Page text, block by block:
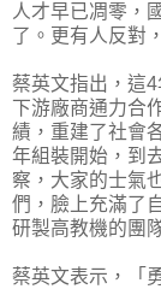
人才早已凋零，
了。更有人反對
蔡英文指出，這
下游廠商通力合
績，重建了社會
年組裝開始，到
察，大家的士氣
們，臉上充滿了
研製高教機的團
蔡英文表示，「